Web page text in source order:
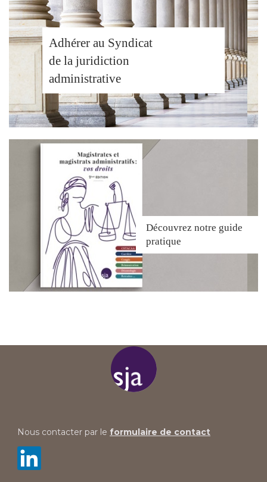
Adhérer au Syndicat
de la juridiction
administrative
Découvrez notre guide
pratique
Nous contacter par le formulaire de contact